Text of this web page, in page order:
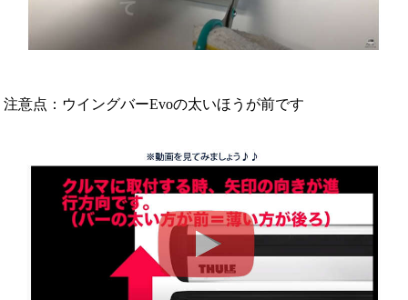
注意点：ウイングバーEvoの太いほうが前です